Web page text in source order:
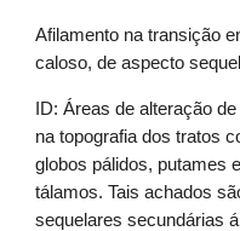
Afilamento na transição
caloso, de aspecto
ID: Áreas de alteração
na topografia dos tratos
globos pálidos, putames
tálamos. Tais achados
sequelares secundárias